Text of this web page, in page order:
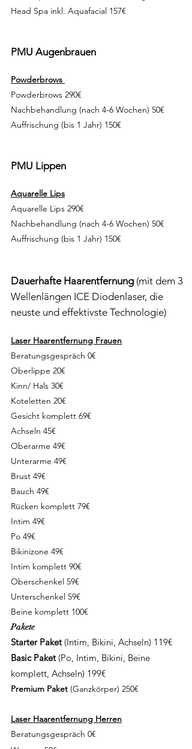
Head Spa inkl. Aquafacial 157€
PMU Augenbrauen
Powderbrows
Powderbrows 290€
Nachbehandlung (nach 4-6 Wochen) 50€
Auffrischung (bis 1 Jahr) 150€
PMU Lippen
Aquarelle Lips
Aquarelle Lips 290€
Nachbehandlung (nach 4-6 Wochen) 50€
Auffrischung (bis 1 Jahr) 150€
Dauerhafte Haarentfernung (mit dem 3
Wellenlängen ICE Diodenlaser, die
neuste und effektivste Technologie)
Laser Haarentfernung Frauen
Beratungsgespräch 0€
Oberlippe 20€
Kinn/ Hals 30€
Koteletten 20€
Gesicht komplett 69€
Achseln 45€
Oberarme 49€
Unterarme 49€
Brust 49€
Bauch 49€
Rücken komplett 79€
Intim 49€
Po 49€
Bikinizone 49€
Intim komplett 90€
Oberschenkel 59€
Unterschenkel 59€
Beine komplett 100€
Pakete
Starter Paket(Intim, Bikini, Achseln) 119€
Basic Paket(Po, Intim, Bikini, Beine
komplett, Achseln) 199€
Premium Paket (Ganzkörper) 250€
Laser Haarentfernung Herren
Beratungsgespräch 0€